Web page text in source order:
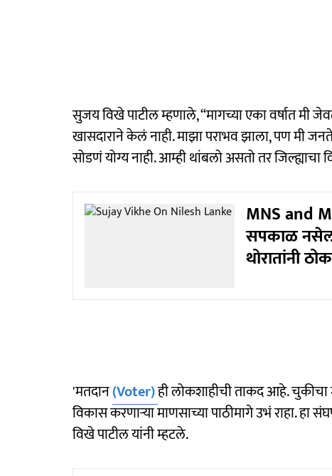
सुजय विखे पाटील म्हणाले, “मागच्या एका वर्षात मी
खासदाराने केलं नाही. माझा पराभव झाला, पण मी
सोडणं योग्य नाही. आम्ही थांबलो असतो तर
MNS and
सपकाळ नसेल
थोरातांनी
'मतदान(Voter)ही लोकशाहीची ताकद आहे.
विकास करणाऱ्या माणसाच्या पाठीमागे उभं राहा. हा
विखे पाटील यांनी म्हटले.